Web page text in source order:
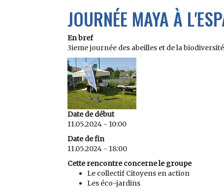
JOURNÉE MAYA À
En bref
3ieme journée des abeilles et de la
Date de début
11.05.2024 - 10:00
Date de fin
11.05.2024 - 18:00
Cette rencontre concerne le groupe
Le collectif Citoyens en action
Les éco-jardins